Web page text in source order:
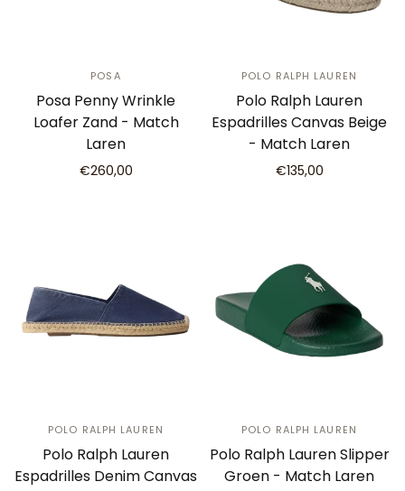
POSA
Posa Penny Wrinkle
Loafer Zand - Match
Laren
€260,00
POLO RALPH LAUREN
Polo Ralph Lauren
Espadrilles Canvas Beige
- Match Laren
€135,00
POLO RALPH LAUREN
Polo Ralph Lauren
Espadrilles Denim Canvas
POLO RALPH LAUREN
Polo Ralph Lauren Slipper
Groen - Match Laren